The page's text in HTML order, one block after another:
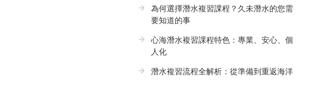
為何選擇潛水複習課程？久未潛水的您需
要知道的事
心海潛水複習課程特色：專業、安心、個
人化
潛水複習流程全解析：從準備到重返海洋